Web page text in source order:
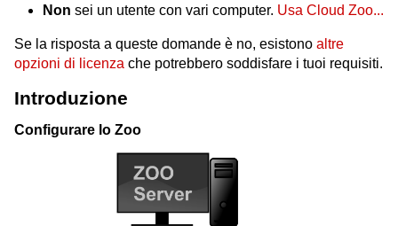
Non sei un utente con vari computer. Usa Cloud Zoo...
Se la risposta a queste domande è no, esistono altre
opzioni di licenza che potrebbero soddisfare i tuoi requisiti.
Introduzione
Configurare lo Zoo